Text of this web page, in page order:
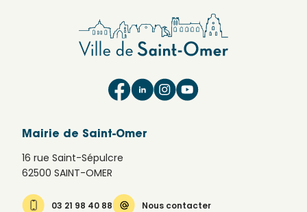
Mairie de Saint-Omer
16 rue Saint-Sépulcre
62500 SAINT-OMER
03 21 98 40 88 Nous contacter